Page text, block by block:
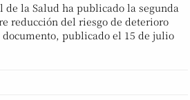
la Salud ha publicado la segunda
reducción del riesgo de deterioro
publicado el 15 de julio